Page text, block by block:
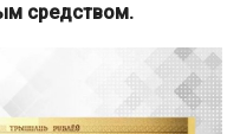
средством.